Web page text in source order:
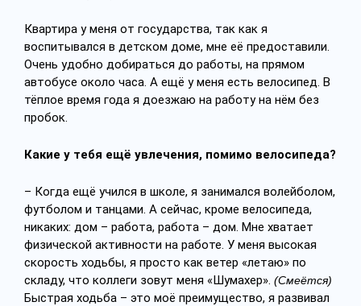
Квартира у меня от государства, так как я
воспитывался в детском доме, мне её предоставили.
Очень удобно добираться до работы, на прямом
автобусе около часа. А ещё у меня есть велосипед. В
тёплое время года я доезжаю на работу на нём без
пробок.
Какие у тебя ещё увлечения, помимо велосипеда?
– Когда ещё учился в школе, я занимался волейболом,
футболом и танцами. А сейчас, кроме велосипеда,
никаких: дом – работа, работа – дом. Мне хватает
физической активности на работе. У меня высокая
скорость ходьбы, я просто как ветер «летаю» по
складу, что коллеги зовут меня «Шумахер». (Смеётся)
Быстрая ходьба – это моё преимущество, я развивал